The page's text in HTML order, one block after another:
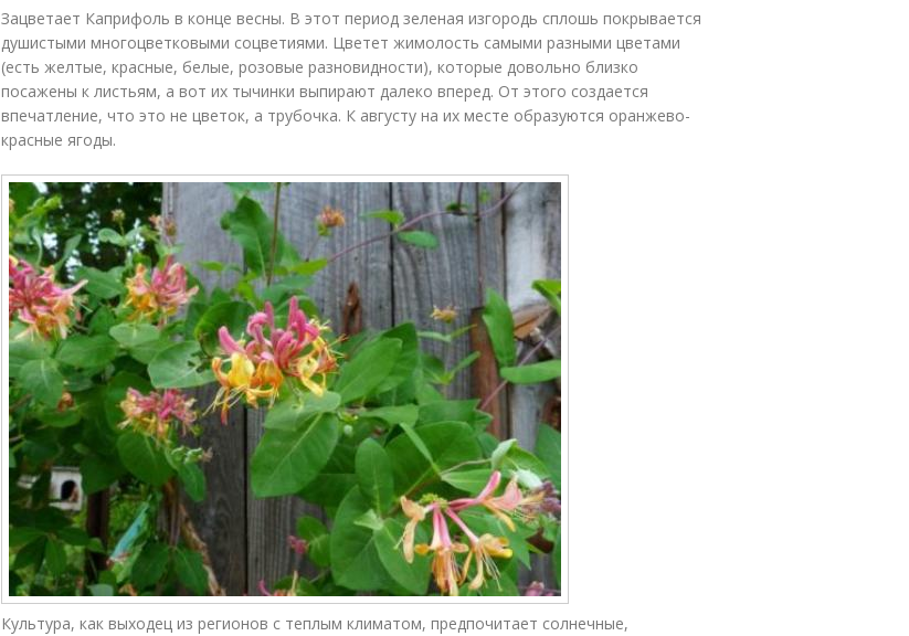
Зацветает Каприфоль в конце весны. В этот период зеленая изгородь сплошь покрывается
душистыми многоцветковыми соцветиями. Цветет жимолость самыми разными цветами
(есть желтые, красные, белые, розовые разновидности), которые довольно близко
посажены к листьям, а вот их тычинки выпирают далеко вперед. От этого создается
впечатление, что это не цветок, а трубочка. К августу на их месте образуются оранжево-
красные ягоды.
Культура, как выходец из регионов с теплым климатом, предпочитает солнечные,